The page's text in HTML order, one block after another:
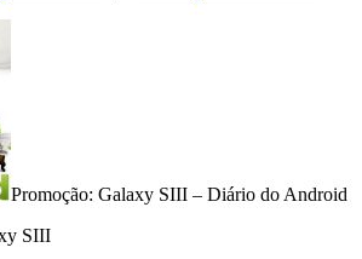
Promoção: Galaxy SIII – Diário do Android
SIII